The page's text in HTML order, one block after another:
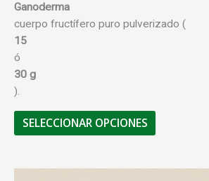
Ganoderma
cuerpo fructífero puro pulverizado (
15
ó
30 g
).
SELECCIONAR OPCIONES
Este